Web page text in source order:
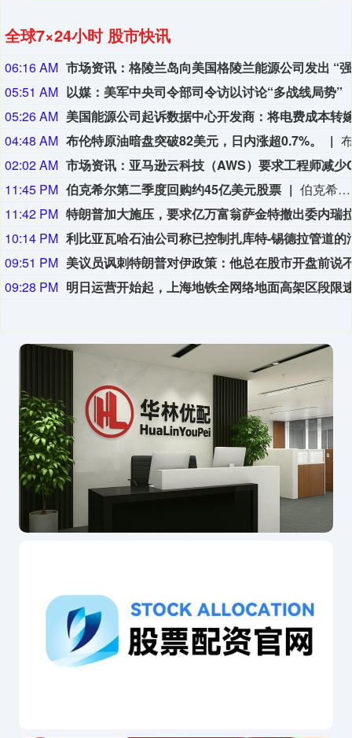
全球7×24小时 股市快讯
06:16 AM
05:51 AM 以媒：美军中央司令部司令访以讨论“多战线局势”
05:26 AM
04:48 AM 布伦特原油暗盘突破82美元，日内涨超0.7%。
02:02 AM
11:45 PM 伯克希尔第二季度回购约45亿美元股票
伯克希尔第二季度斥资约45亿美元回购自身股票，并在期内买入近200亿美元股票，显示首席执行官阿贝尔正将公司庞大的现金储备更多投入市场。 伯克希尔第一季度开始回购股票，为一年多来的首次。阿贝尔今年早些时候表示，公司重新启动回购，是因为管理层认为股票的“内在价值”高于其市场价格。 CFRA Research分析师Cathy Seifert表示：“投资者会受到回购举措的鼓舞。这也是Greg接掌公司并彰显其主导地位的一种方式。” 此次股票回购为股东带来了自2021年以来规模最大的季度资本回报。伯克希尔第二季度现金储备降至3655亿美元，低于前一季度的约3970亿美元。
11:42 PM
10:14 PM
09:51 PM
09:28 PM